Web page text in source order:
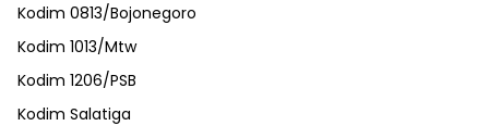
Kodim 0813/Bojonegoro
Kodim 1013/Mtw
Kodim 1206/PSB
Kodim Salatiga